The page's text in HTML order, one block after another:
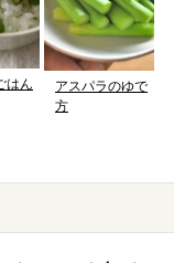
はん
アスパラのゆで
方